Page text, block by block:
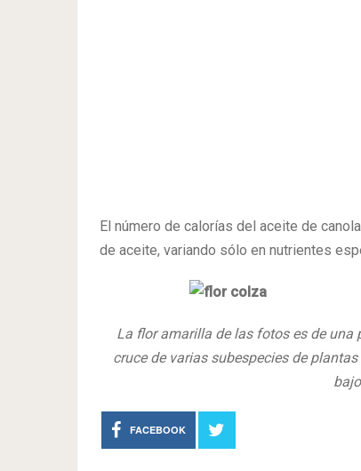
El número de calorías del aceite de
de aceite, variando sólo en nutrientes
La flor amarilla de las fotos es de una
cruce de varias subespecies de
FACEBOOK